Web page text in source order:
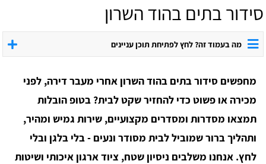
סידור בתים בהוד השרון
מה בעמוד זה? לחץ לפתיחת תוכן עניינים
מחפשים סידור בתים בהוד השרון אחרי מעבר דירה, לפני
מכירה או פשוט כדי להחזיר שקט לבית? בטופ הובלות
תמצאו מסדרות ומסדרים מקצועיים, שירות גמיש ומהיר,
ותהליך ברור שמוביל לבית מסודר ונעים - בלי בלגן ובלי
לחץ. אנחנו משלבים ניסיון שטח, ציוד ארגון איכותי ושיטות